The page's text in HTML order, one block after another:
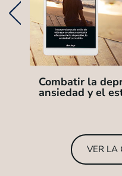
Combatir la
ansiedad y el
VER LA